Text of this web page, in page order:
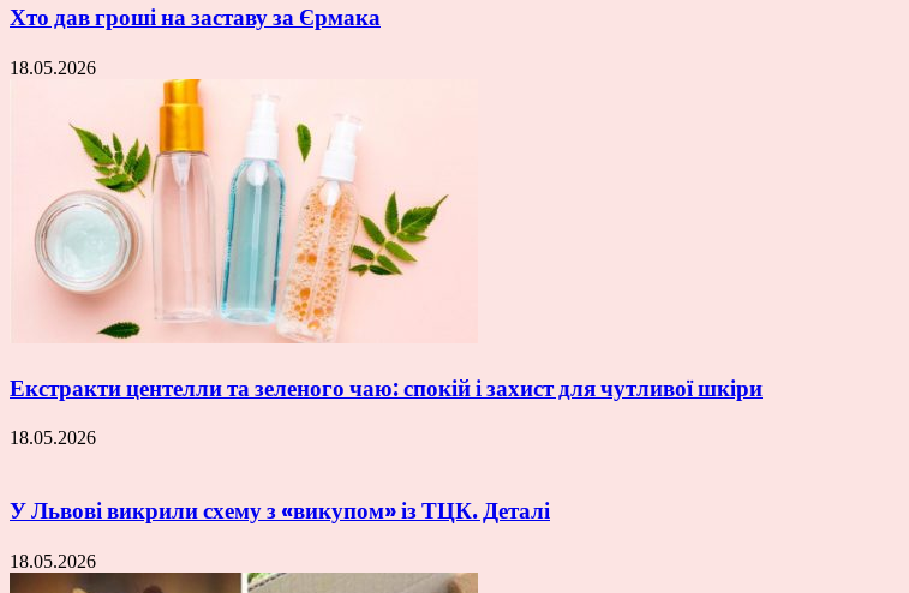
Хто дав гроші на заставу за Єрмака
18.05.2026
Екстракти центелли та зеленого чаю: спокій і захист для чутливої шкіри
18.05.2026
У Львові викрили схему з «викупом» із ТЦК. Деталі
18.05.2026